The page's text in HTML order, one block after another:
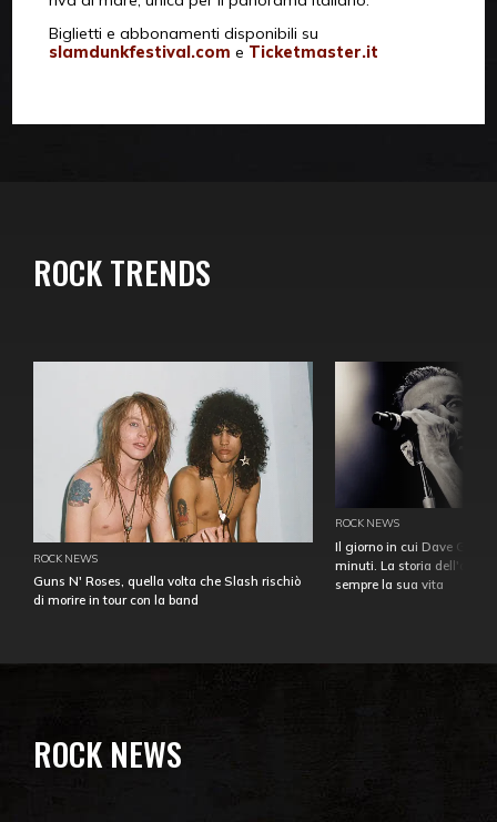
Biglietti e abbonamenti disponibili su
slamdunkfestival.com e Ticketmaster.it
ROCK TRENDS
ROCK NEWS
Guns N' Roses, quella volta che Slash rischiò
di morire in tour con la band
ROCK NEWS
Il giorno in cui Dave
minuti. La storia
sempre la sua vita
ROCK NEWS